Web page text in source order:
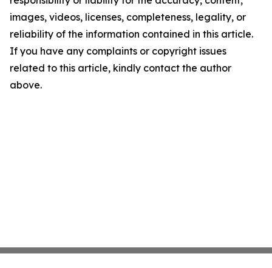
images, videos, licenses, completeness, legality, or
reliability of the information contained in this article.
If you have any complaints or copyright issues
related to this article, kindly contact the author
above.